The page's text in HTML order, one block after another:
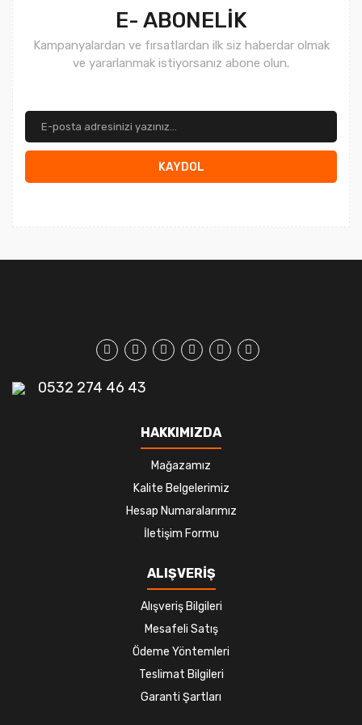
E- ABONELİK
Kampanyalardan ve fırsatlardan ilk siz haberdar olmak
ve yararlanmak istiyorsanız abone olun.
KAYDOL
0532 274 46 43
HAKKIMIZDA
Mağazamız
Kalite Belgelerimiz
Hesap Numaralarımız
İletişim Formu
ALIŞVERİŞ
Alışveriş Bilgileri
Mesafeli Satış
Ödeme Yöntemleri
Teslimat Bilgileri
Garanti Şartları